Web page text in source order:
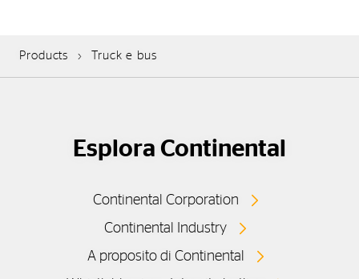
Products Truck e bus
Esplora Continental
Continental Corporation
Continental Industry
A proposito di Continental